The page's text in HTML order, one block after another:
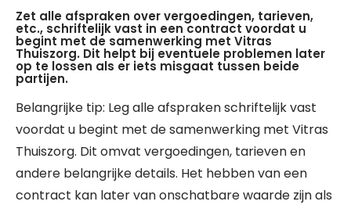
Zet alle afspraken over vergoedingen, tarieven,
etc., schriftelijk vast in een contract voordat u
begint met de samenwerking met Vitras
Thuiszorg. Dit helpt bij eventuele problemen later
op te lossen als er iets misgaat tussen beide
partijen.
Belangrijke tip: Leg alle afspraken schriftelijk vast
voordat u begint met de samenwerking met Vitras
Thuiszorg. Dit omvat vergoedingen, tarieven en
andere belangrijke details. Het hebben van een
contract kan later van onschatbare waarde zijn als